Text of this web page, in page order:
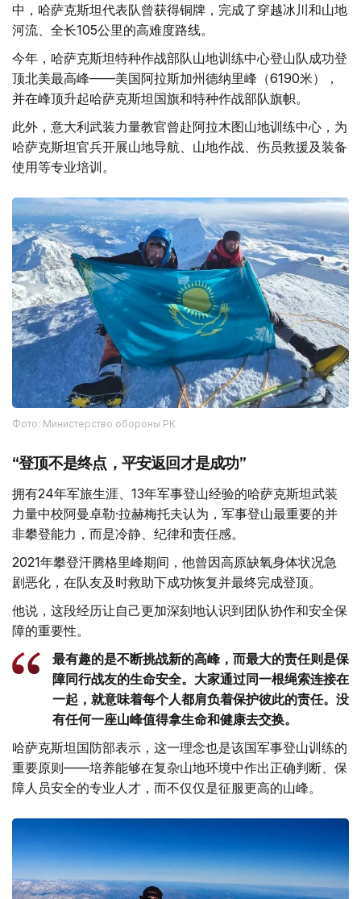
中，哈萨克斯坦代表队曾获得铜牌，完成了穿越冰川和山地
河流、全长105公里的高难度路线。
今年，哈萨克斯坦特种作战部队山地训练中心登山队成功登
顶北美最高峰——美国阿拉斯加州德纳里峰（6190米），
并在峰顶升起哈萨克斯坦国旗和特种作战部队旗帜。
此外，意大利武装力量教官曾赴阿拉木图山地训练中心，为
哈萨克斯坦官兵开展山地导航、山地作战、伤员救援及装备
使用等专业培训。
Фото: Министерство обороны РК
“登顶不是终点，平安返回才是成功”
拥有24年军旅生涯、13年军事登山经验的哈萨克斯坦武装
力量中校阿曼卓勒·拉赫梅托夫认为，军事登山最重要的并
非攀登能力，而是冷静、纪律和责任感。
2021年攀登汗腾格里峰期间，他曾因高原缺氧身体状况急
剧恶化，在队友及时救助下成功恢复并最终完成登顶。
他说，这段经历让自己更加深刻地认识到团队协作和安全保
障的重要性。
最有趣的是不断挑战新的高峰，而最大的责任则是保
障同行战友的生命安全。大家通过同一根绳索连接在
一起，就意味着每个人都肩负着保护彼此的责任。没
有任何一座山峰值得拿生命和健康去交换。
哈萨克斯坦国防部表示，这一理念也是该国军事登山训练的
重要原则——培养能够在复杂山地环境中作出正确判断、保
障人员安全的专业人才，而不仅仅是征服更高的山峰。